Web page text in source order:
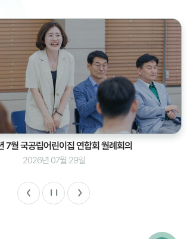
7월 국공립어린이집 연합회 월례회의
2026년 07월 29일